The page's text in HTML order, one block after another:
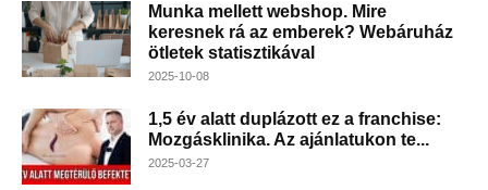
Munka mellett webshop. Mire
keresnek rá az emberek? Webáruház
ötletek statisztikával
2025-10-08
1,5 év alatt duplázott ez a franchise:
Mozgásklinika. Az ajánlatukon te...
2025-03-27